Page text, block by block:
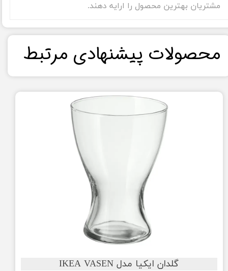
مشتریان بهترین محصول را ارایه دهند.
گلدان ایکیا مدل IKEA VASEN
​محصولات پیشنهادی مرتبط​​​​​​​